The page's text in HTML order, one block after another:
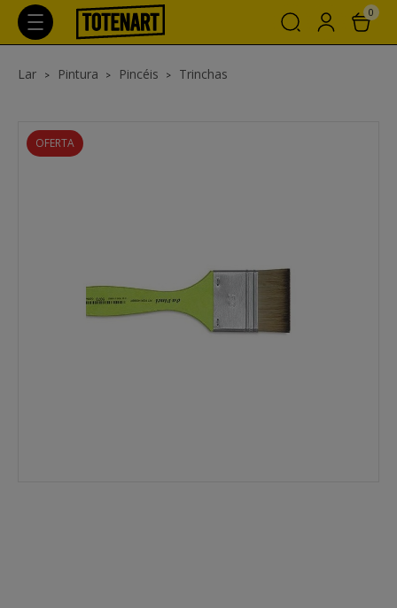
0
Lar Pintura Pincéis Trinchas
OFERTA